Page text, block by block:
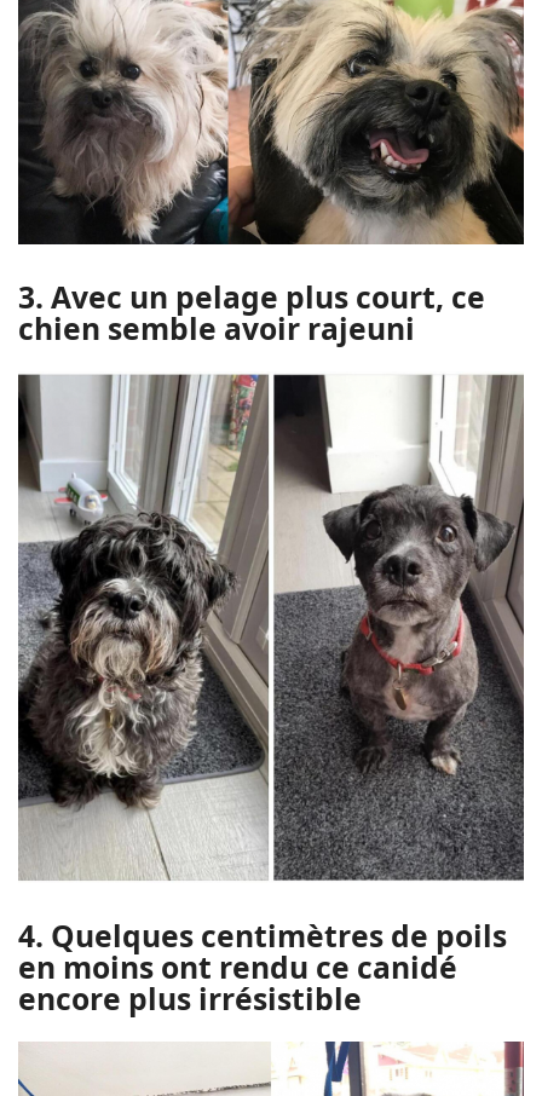
3. Avec un pelage plus court, ce
chien semble avoir rajeuni
4. Quelques centimètres de poils
en moins ont rendu ce canidé
encore plus irrésistible